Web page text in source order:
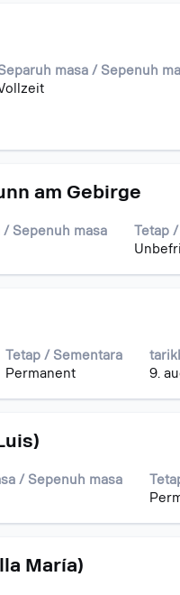
masa / Sepenuh
am Gebirge
/ Sepenuh masa
Tetap
Tetap / Sementara
Permanent
9.
/ Sepenuh masa
María)